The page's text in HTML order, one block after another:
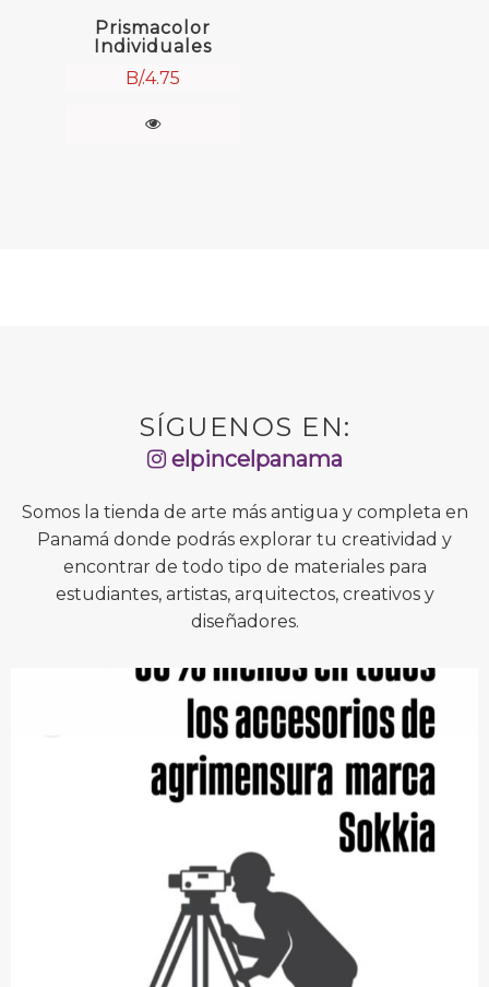
Prismacolor
Individuales
B/.4.75
SÍGUENOS EN:
elpincelpanama
Somos la tienda de arte más antigua y completa en
Panamá donde podrás explorar tu creatividad y
encontrar de todo tipo de materiales para
estudiantes, artistas, arquitectos, creativos y
diseñadores.